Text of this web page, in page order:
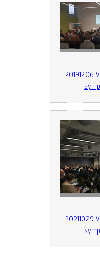
2019.12.06
2021.10.29